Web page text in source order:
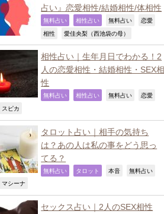
占い』恋愛相性/結婚相性/体相性
無料占い 相性占い 無料占い 恋愛
相性 愛佳央梨（西池袋の母）
相性占い｜生年月日でわかる！2
人の恋愛相性・結婚相性・SEX相
性
無料占い 相性占い 無料占い 恋愛
スピカ
タロット占い｜相手の気持ち
は？あの人は私の事をどう思っ
てる？
無料占い タロット 本音 無料占い
マシーナ
セックス占い｜2人のSEX相性